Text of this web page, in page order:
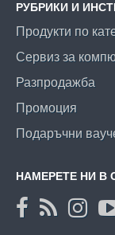
РУБРИКИ И
Продукти по
Сервиз за
Разпродажба
Промоция
Подаръчни
НАМЕРЕТЕ НИ В